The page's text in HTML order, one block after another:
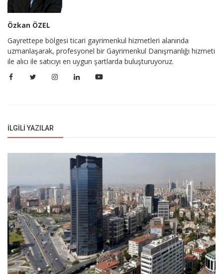
Özkan ÖZEL
Gayrettepe bölgesi ticari gayrimenkul hizmetleri alanında
uzmanlaşarak, profesyonel bir Gayrimenkul Danışmanlığı hizmeti
ile alıcı ile satıcıyı en uygun şartlarda buluşturuyoruz.
İLGILI YAZILAR